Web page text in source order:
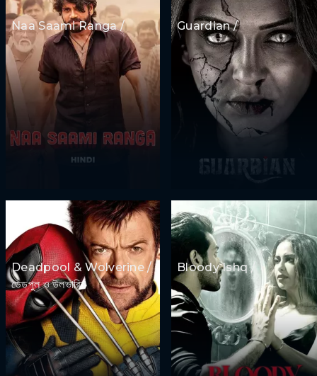
Naa Saami Ranga / Guardian /
Deadpool & Wolverine /
ডেডপুল ও উলভারিন
Bloody Ishq /